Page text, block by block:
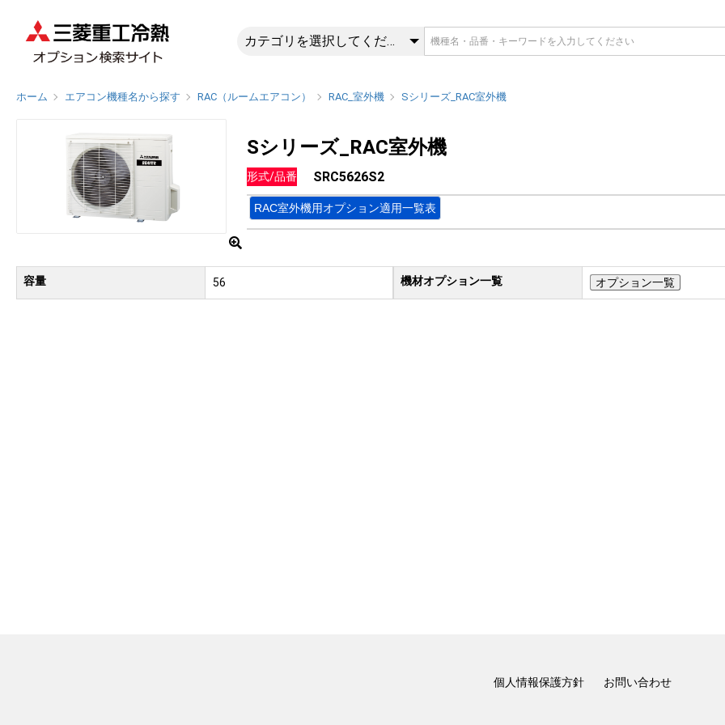
SRC5626S2 | Sシリーズ_RAC室外機 |
カテゴリを選択してください
ホーム エアコン機種名から探す RAC（ルームエアコン） RAC_室外機 Sシリーズ_RAC室外機
Sシリーズ_RAC室外機
形式/品番 SRC5626S2
RAC室外機用オプション適用一覧表
容量 56 機材オプション一覧 オプション一覧
個人情報保護方針 お問い合わせ